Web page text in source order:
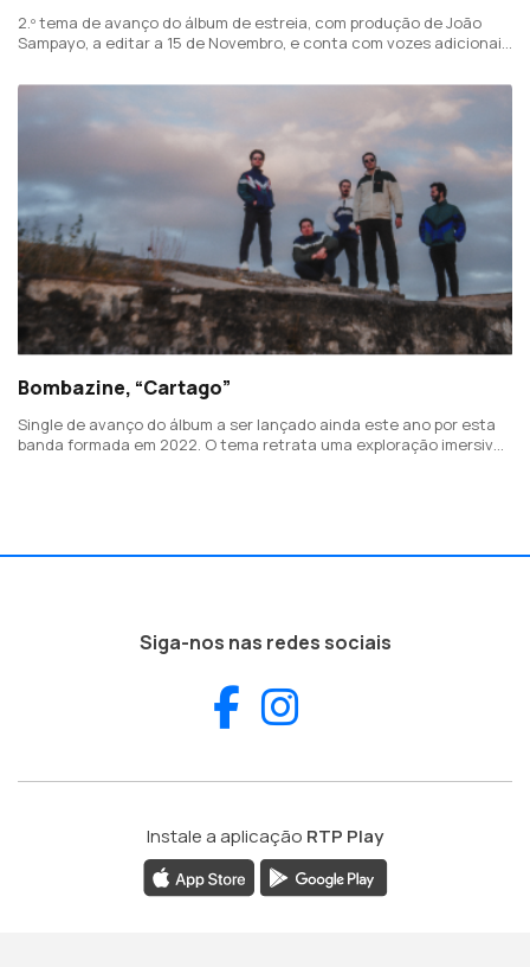
2.º tema de avanço do álbum de estreia, com produção de João
Sampayo, a editar a 15 de Novembro, e conta com vozes adicionais
Bombazine, “Cartago”
Single de avanço do álbum a ser lançado ainda este ano por esta
banda formada em 2022. O tema retrata uma exploração imersiva
Siga-nos nas redes sociais
Facebook
Instale a aplicação RTP Play